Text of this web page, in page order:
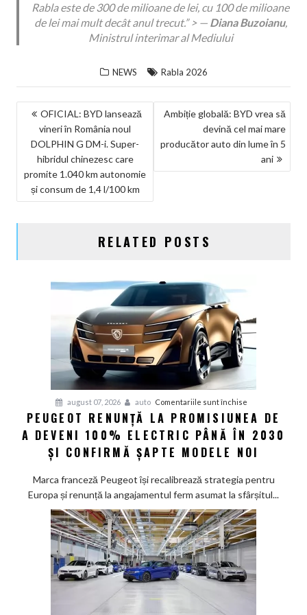
Rabla este de 300 de milioane de lei, cu 100 de milioane
de lei mai mult decât anul trecut.”> — Diana Buzoianu,
Ministrul interimar al Mediului
NEWS Rabla 2026
NAVIGARE
ARTICOLE
OFICIAL: BYD lansează
vineri în România noul
DOLPHIN G DM-i. Super-
hibridul chinezesc care
promite 1.040 km autonomie
și consum de 1,4 l/100 km
Ambiție globală: BYD vrea să
devină cel mai mare
producător auto din lume în 5
ani
RELATED POSTS
august 07, 2026 auto Comentariile sunt închise
Peugeot
renunță
la
de
a
100%
electric
până
2030
PEUGEOT RENUNȚĂ LA PROMISIUNEA DE
A DEVENI 100% ELECTRIC PÂNĂ ÎN 2030
ȘI CONFIRMĂ ȘAPTE MODELE NOI
Marca franceză Peugeot își recalibrează strategia pentru
Europa și renunță la angajamentul ferm asumat la sfârșitul...